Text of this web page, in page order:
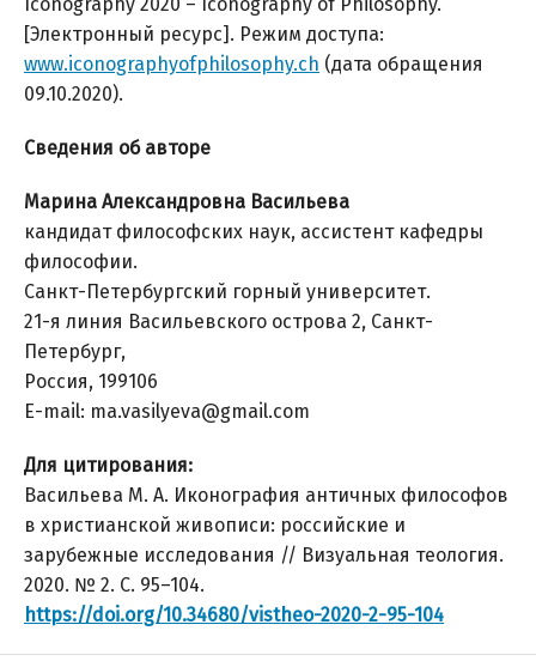
[Электронный ресурс]. Режим доступа:
www.iconographyofphilosophy.ch (дата обращения
09.10.2020).
Сведения об авторе
Марина Александровна Васильева
кандидат философских наук, ассистент кафедры
философии.
Санкт-Петербургский горный университет.
21-я линия Васильевского острова 2, Санкт-
Петербург,
Россия, 199106
E-mail: ma.vasilyeva@gmail.com
Для цитирования:
Васильева М. А. Иконография античных философов
в христианской живописи: российские и
зарубежные исследования // Визуальная теология.
2020. № 2. С. 95–104.
https://doi.org/10.34680/vistheo-2020-2-95-104